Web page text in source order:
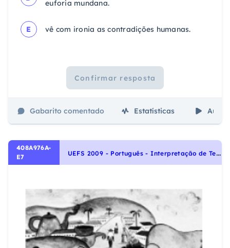
euforia mundana.
E vê com ironia as contradições humanas.
Confirmar resposta
Gabarito comentado Estatísticas Aulas
408A976A-
E7
U
EFS 2009 - Português - Interpretação de Textos, Noções Gerais de Compreensão e Interpretação de Texto